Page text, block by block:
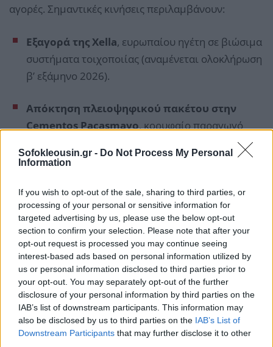
Sofokleousin.gr - Do Not Process My Personal
Information
If you wish to opt-out of the sale, sharing to third parties, or
processing of your personal or sensitive information for
targeted advertising by us, please use the below opt-out
section to confirm your selection. Please note that after your
opt-out request is processed you may continue seeing
interest-based ads based on personal information utilized by
us or personal information disclosed to third parties prior to
your opt-out. You may separately opt-out of the further
disclosure of your personal information by third parties on the
IAB’s list of downstream participants. This information may
also be disclosed by us to third parties on the IAB’s List of
Downstream Participants that may further disclose it to other
αγορές. Σημαντικές κινήσεις περιλαμβάνουν:
Εξαγορά της Xella, ευρωπαίου ηγέτη σε βιώσιμα
συστήματα τοιχοποιίας (αναμένεται ολοκλήρωση
β’ εξάμηνο 2026).
Απόκτηση πλειοψηφικού πακέτου στην
Cementos Pacasmayo, κορυφαίο παραγωγό
2026).